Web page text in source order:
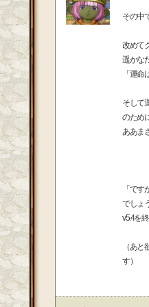
その中
改めて
遥かな
「運
そして
のため
ああま
「で
でしょ
v5.4を
（あ
す）